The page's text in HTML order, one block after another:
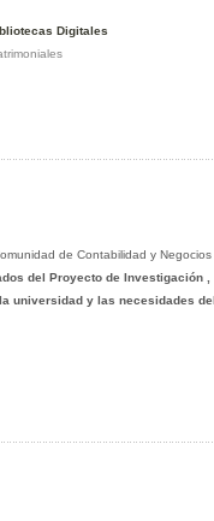
Digitales
de Contabilidad y Negocios
del Proyecto de Investigación
universidad y las necesidades